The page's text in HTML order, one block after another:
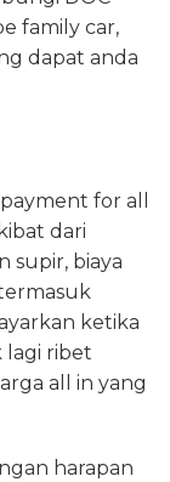
family car,
dapat anda
for all
dari
supir, biaya
ketika
lagi ribet
all in yang
harapan